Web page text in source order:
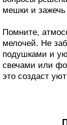
мешки и зажечь
Помните,
мелочей. Не
подушками и
свечами или
это создаст